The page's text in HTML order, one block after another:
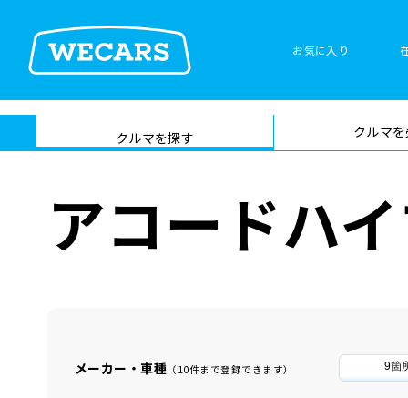
お気に入り
在庫検索
サイト内検
索
クルマを探す クルマ
アコードハ
メーカー・車種 （10件まで登録できます） 9箇